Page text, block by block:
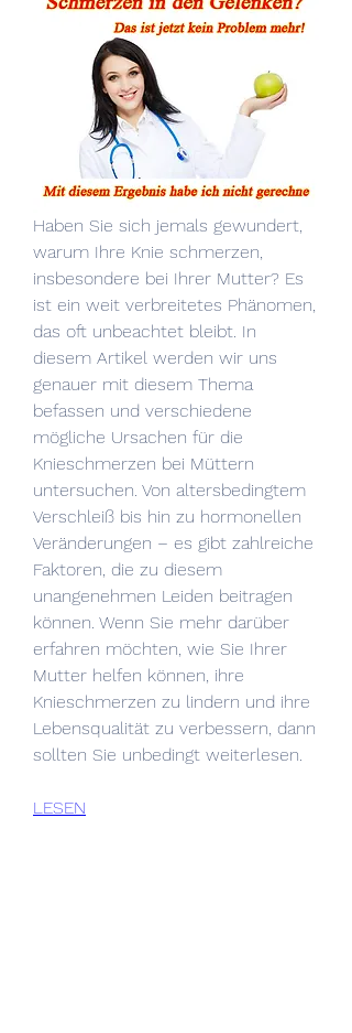
Haben Sie sich jemals gewundert,
warum Ihre Knie schmerzen,
insbesondere bei Ihrer Mutter? Es
ist ein weit verbreitetes Phänomen,
das oft unbeachtet bleibt. In
diesem Artikel werden wir uns
genauer mit diesem Thema
befassen und verschiedene
mögliche Ursachen für die
Knieschmerzen bei Müttern
untersuchen. Von altersbedingtem
Verschleiß bis hin zu hormonellen
Veränderungen – es gibt zahlreiche
Faktoren, die zu diesem
unangenehmen Leiden beitragen
können. Wenn Sie mehr darüber
erfahren möchten, wie Sie Ihrer
Mutter helfen können, ihre
Knieschmerzen zu lindern und ihre
Lebensqualität zu verbessern, dann
sollten Sie unbedingt weiterlesen.
LESEN